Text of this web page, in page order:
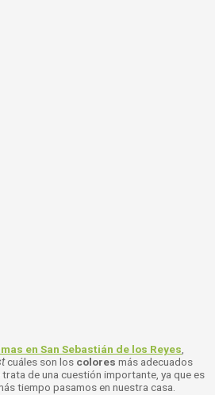
en San Sebastián de los Reyes
cuáles son los colores más adecuados
trata de una cuestión importante, ya que es
tiempo pasamos en nuestra casa.